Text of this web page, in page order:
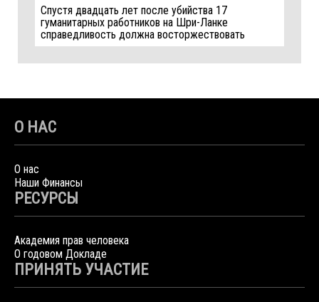
Спустя двадцать лет после убийства 17
гуманитарных работников на Шри-Ланке
справедливость должна восторжествовать
О НАС
О нас
Наши Финансы
РЕСУРСЫ
Академия прав человека
О годовом Докладе
ПРИНЯТЬ УЧАСТИЕ